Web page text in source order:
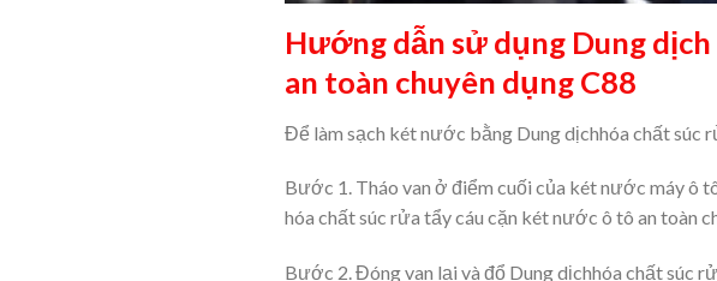
Hướng dẫn sử dụng Dung
an toàn chuyên dụng C88
Để làm sạch két nước bằng Dung dịchhóa chất súc
Bước 1. Tháo van ở điểm cuối của két nước máy ô
hóa chất súc rửa tẩy cáu cặn két nước ô tô an toàn
Bước 2. Đóng van lại và đổ Dung dịchhóa chất súc